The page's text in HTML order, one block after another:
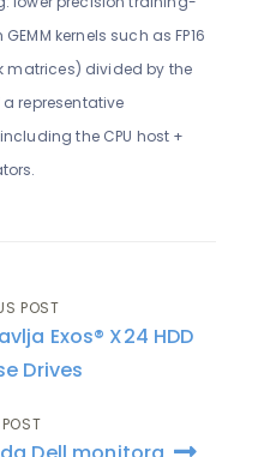
kernels such as FP16
matrices) divided by the
representative
the CPU host +
POST
Exos® X24 HDD
Drives